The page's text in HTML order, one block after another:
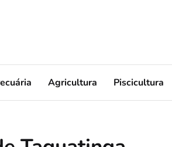
Agricultura Piscicultura